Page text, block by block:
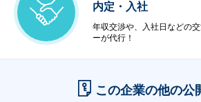
内定・入社
年収交渉や、入社日などの
ーが代行！
この企業の他の公